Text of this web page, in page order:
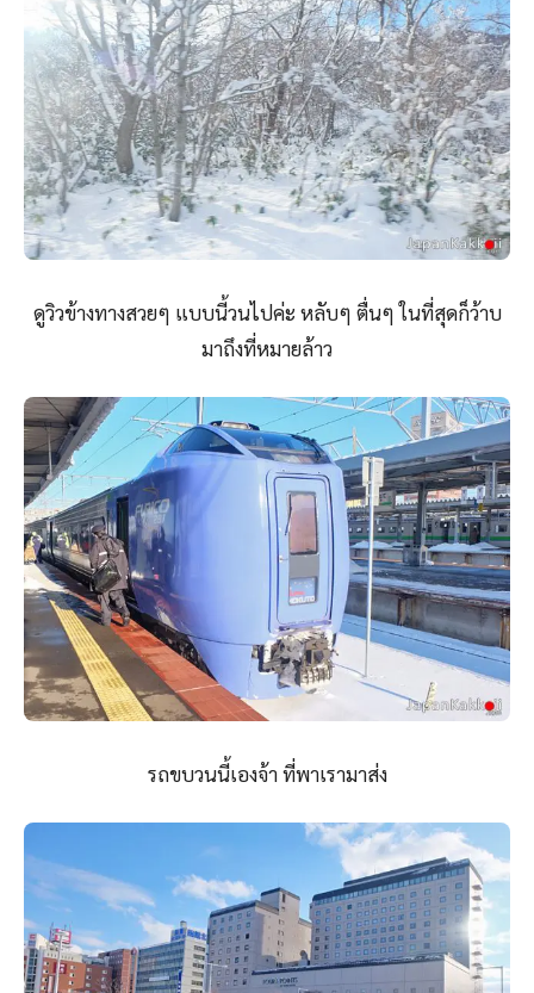
ดูวิวข้างทางสวยๆ แบบนี้วนไปค่ะ หลับๆ ตื่นๆ ในที่สุดก็ว้าบ
มาถึงที่หมายล้าว
รถขบวนนี้เองจ้า ที่พาเรามาส่ง